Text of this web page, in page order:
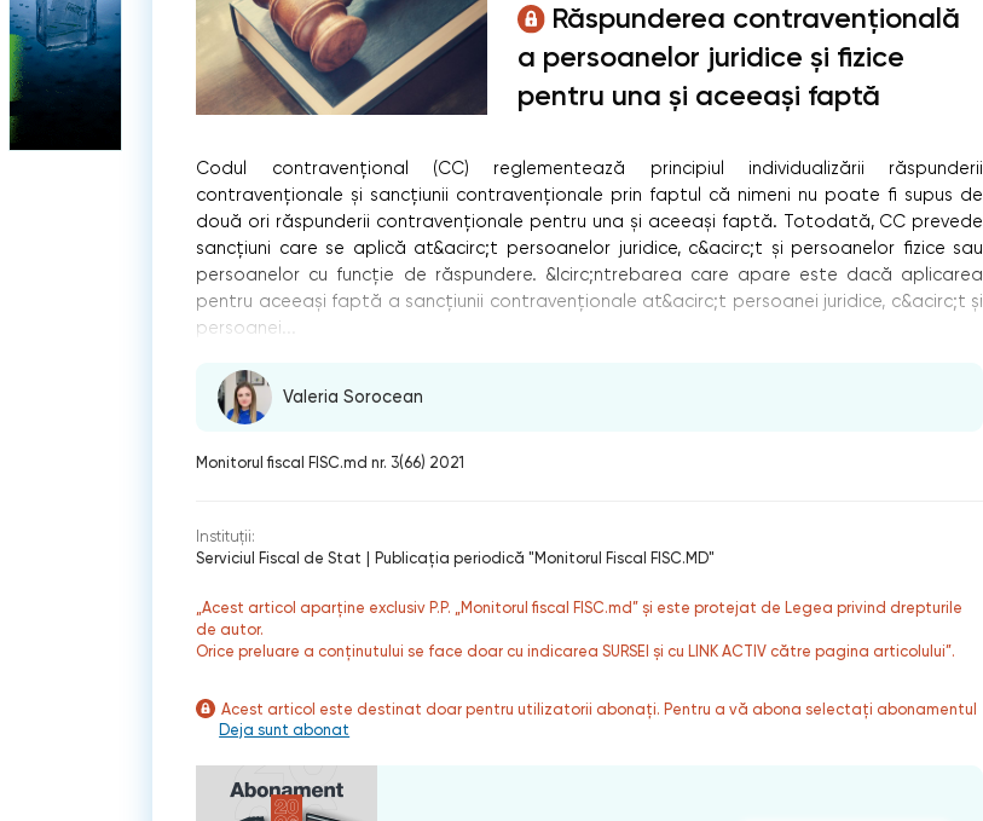
Răspunderea contravențională
a persoanelor juridice și fizice
pentru una și aceeași faptă
Codul contravențional (CC) reglementează principiul individualizării răspunderii
contravenţionale și sancţiunii contravenţionale prin faptul că nimeni nu poate fi supus de
două ori răspunderii contravenţionale pentru una și aceeași faptă. Totodată, CC prevede
sancțiuni care se aplică at&acirc;t persoanelor juridice, c&acirc;t și persoanelor fizice sau
persoanelor cu funcție de răspundere. &Icirc;ntrebarea care apare este dacă aplicarea
pentru aceeași faptă a sancțiunii contravenționale at&acirc;t persoanei juridice, c&acirc;t și
persoanei...
Valeria Sorocean
Monitorul fiscal FISC.md nr. 3(66) 2021
Instituții:
Serviciul Fiscal de Stat
Publicaţia periodică "Monitorul Fiscal FISC.MD"
„Acest articol aparține exclusiv P.P. „Monitorul fiscal FISC.md” și este protejat de Legea privind drepturile
de autor.
Orice preluare a conținutului se face doar cu indicarea SURSEI și cu LINK ACTIV către pagina articolului”.
Acest articol este destinat doar pentru utilizatorii abonați. Pentru a vă abona selectați abonamentul
Deja sunt abonat